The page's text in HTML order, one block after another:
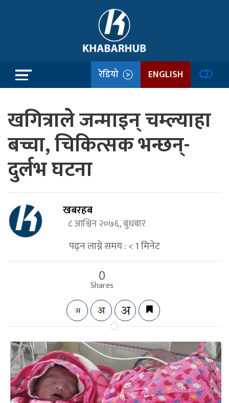
रेडियो ENGLISH
खगित्राले जन्माइन् चम्ल्याहा
बच्चा, चिकित्सक भन्छन्-
दुर्लभ घटना
खबरहब
८ आश्विन २०७६, बुधबार
पढ्न लाग्ने समय :< 1मिनेट
0
Shares